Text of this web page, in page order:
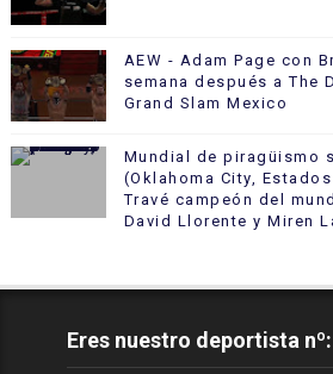
AEW - Adam Page con
semana después a The
Grand Slam Mexico
Mundial de piragüismo
(Oklahoma City,
Travé campeón del
David Llorente y Miren
Eres nuestro deportista nº: